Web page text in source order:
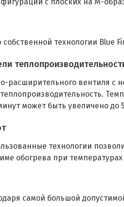
технологии Blue
расширительного вентиля с
может быть увеличено до
технологии
обогрева при температурах
самой большой